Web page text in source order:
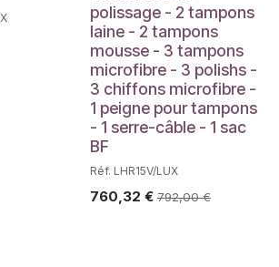
polissage - 2 tampons
laine - 2 tampons
mousse - 3 tampons
microfibre - 3 polishs -
3 chiffons microfibre -
1 peigne pour tampons
- 1 serre-câble - 1 sac
BF
Réf. LHR15V/LUX
760,32 € 792,00€